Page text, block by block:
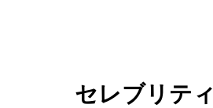
セレブリテ